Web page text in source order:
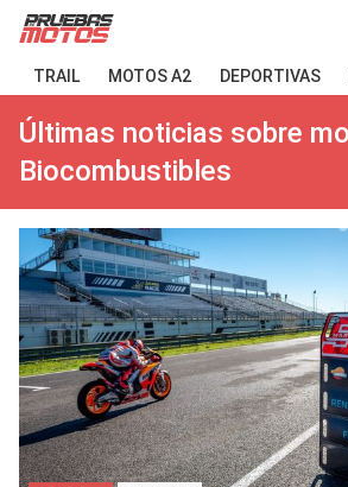
TRAIL MOTOS A2 DEPORTIVAS
Últimas noticias sobre
Biocombustibles